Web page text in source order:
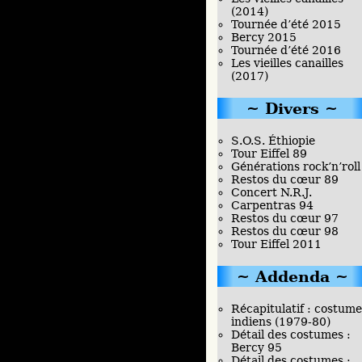
(2014)
Tournée d’été 2015
Bercy 2015
Tournée d’été 2016
Les vieilles canailles
(2017)
Divers
S.O.S. Éthiopie
Tour Eiffel 89
Générations rock’n’roll
Restos du cœur 89
Concert N.R.J.
Carpentras 94
Restos du cœur 97
Restos du cœur 98
Tour Eiffel 2011
Addenda
Récapitulatif :
indiens (1979-80)
Détail des costumes :
Bercy 95